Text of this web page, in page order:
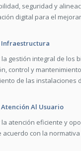
seguridad y
digital para el
Infraestructura
gestión integral de los
control y
de las instalaciones
Al Usuario
atención eficiente y
acuerdo con la